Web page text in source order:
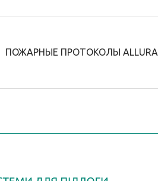
ПОЖАРНЫЕ ПРОТОКОЛЫ ALLURA